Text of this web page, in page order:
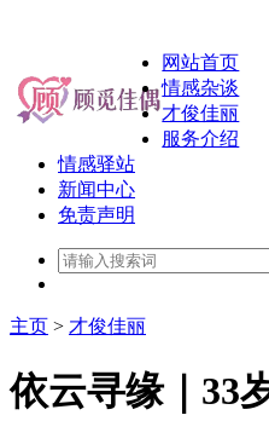
网站首页
情感杂谈
才俊佳丽
服务介绍
情感驿站
新闻中心
免责声明
主页 > 才俊佳丽
依云寻缘｜33